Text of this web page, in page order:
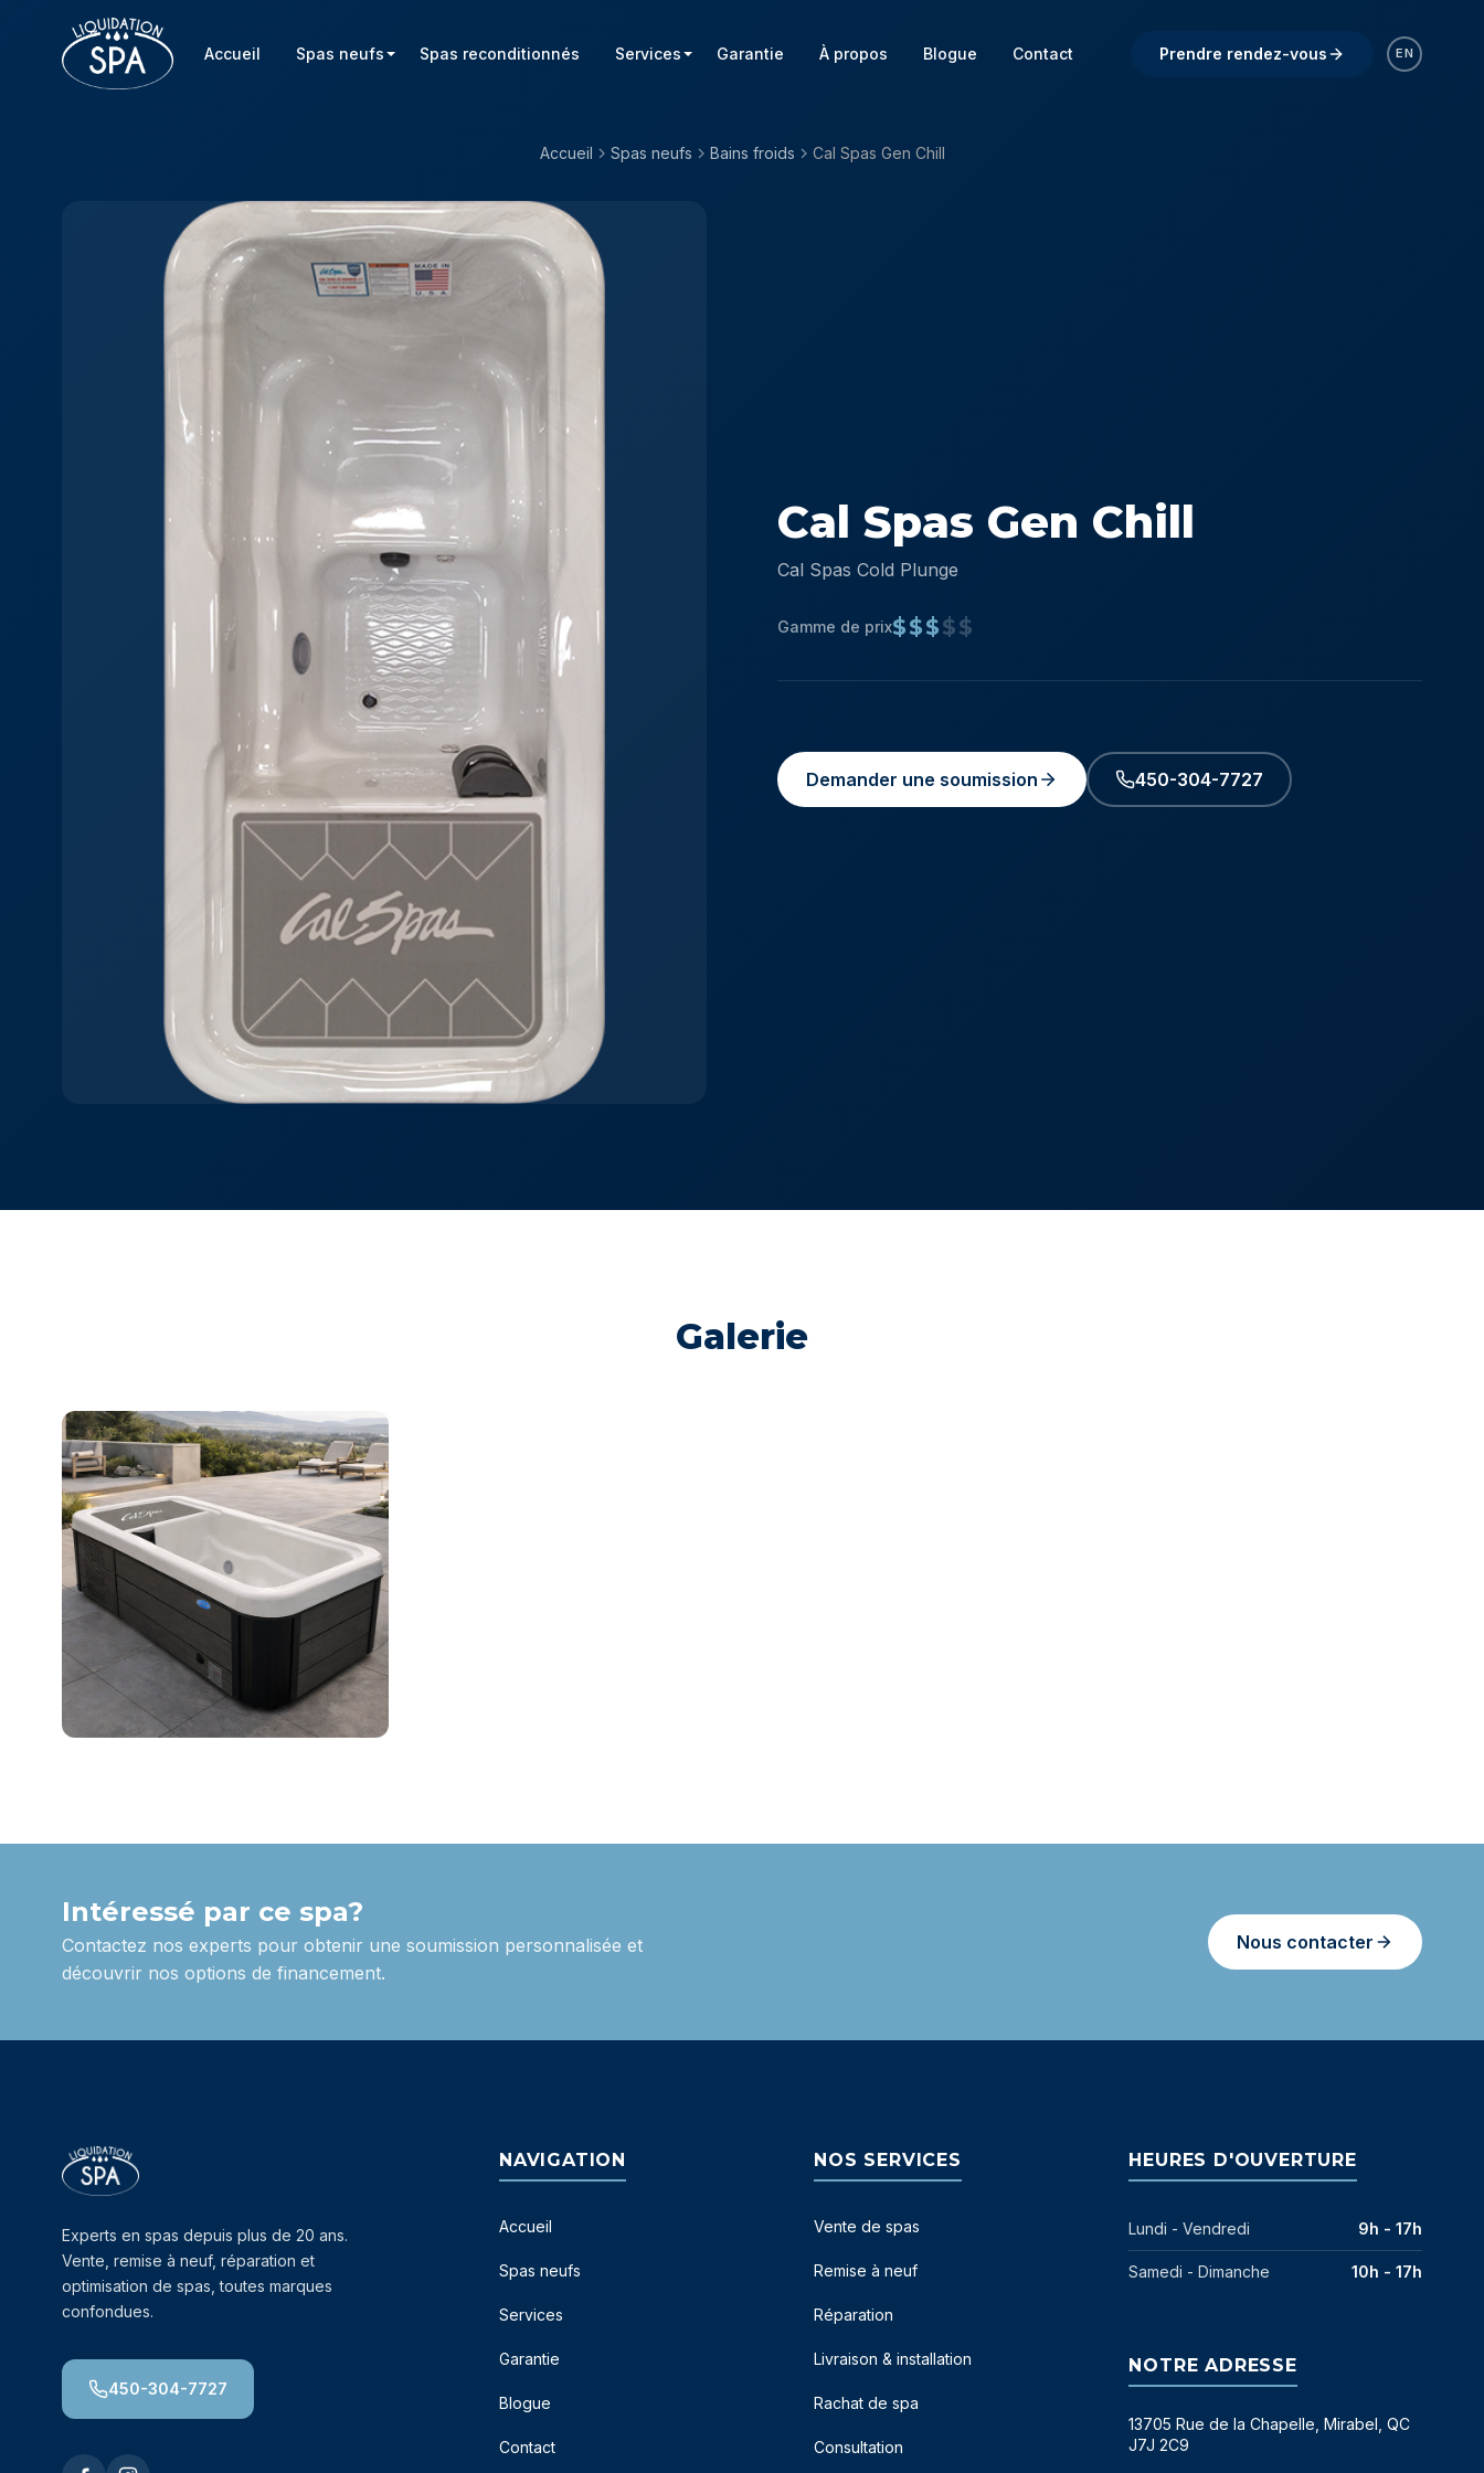
Accueil Spas neufs Spas reconditionnés Services Garantie À propos Blogue Contact Prendre rendez-vous EN
Accueil Spas neufs Bains froids Cal Spas Gen Chill
Cal Spas Gen Chill
Cal Spas Cold Plunge
Gamme de prix$$$$$
Demander une soumission 450-304-7727
Galerie
Intéressé par ce spa?
Contactez nos experts pour obtenir une soumission personnalisée et
découvrir nos options de financement.
Nous contacter
Experts en spas depuis plus de 20 ans.
Vente, remise à neuf, réparation et
optimisation de spas, toutes marques
confondues.
450-304-7727
NAVIGATION
Accueil
Spas neufs
Services
Garantie
Blogue
Contact
NOS SERVICES
Vente de spas
Remise à neuf
Réparation
Livraison & installation
Rachat de spa
Consultation
HEURES D'OUVERTURE
Lundi - Vendredi 9h - 17h
Samedi - Dimanche 10h - 17h
NOTRE ADRESSE
13705 Rue de la Chapelle, Mirabel, QC
J7J 2C9